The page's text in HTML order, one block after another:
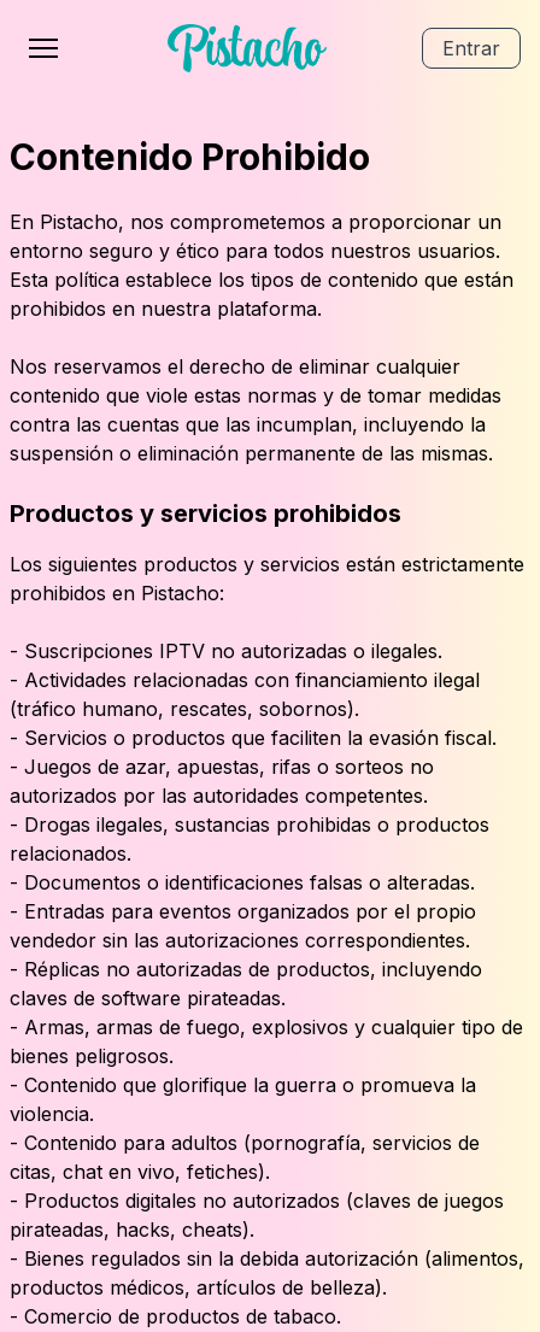
Entrar
Contenido Prohibido
En Pistacho, nos comprometemos a proporcionar un
entorno seguro y ético para todos nuestros usuarios.
Esta política establece los tipos de contenido que están
prohibidos en nuestra plataforma.
Nos reservamos el derecho de eliminar cualquier
contenido que viole estas normas y de tomar medidas
contra las cuentas que las incumplan, incluyendo la
suspensión o eliminación permanente de las mismas.
Productos y servicios prohibidos
Los siguientes productos y servicios están estrictamente
prohibidos en Pistacho:
- Suscripciones IPTV no autorizadas o ilegales.
- Actividades relacionadas con financiamiento ilegal
(tráfico humano, rescates, sobornos).
- Servicios o productos que faciliten la evasión fiscal.
- Juegos de azar, apuestas, rifas o sorteos no
autorizados por las autoridades competentes.
- Drogas ilegales, sustancias prohibidas o productos
relacionados.
- Documentos o identificaciones falsas o alteradas.
- Entradas para eventos organizados por el propio
vendedor sin las autorizaciones correspondientes.
- Réplicas no autorizadas de productos, incluyendo
claves de software pirateadas.
- Armas, armas de fuego, explosivos y cualquier tipo de
bienes peligrosos.
- Contenido que glorifique la guerra o promueva la
violencia.
- Contenido para adultos (pornografía, servicios de
citas, chat en vivo, fetiches).
- Productos digitales no autorizados (claves de juegos
pirateadas, hacks, cheats).
- Bienes regulados sin la debida autorización (alimentos,
productos médicos, artículos de belleza).
- Comercio de productos de tabaco.